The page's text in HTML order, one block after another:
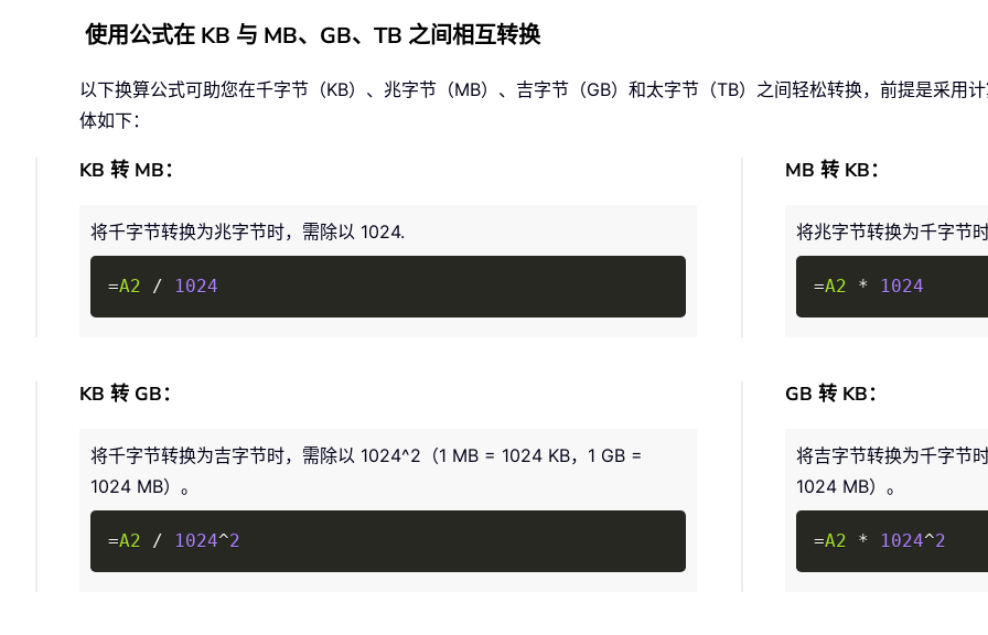
使用公式在 KB 与 MB、GB、TB 之间相互转换
以下换算公式可助您在千字节（KB）、兆字节（MB）、吉字节（GB）和太字节（TB）之间轻松转换，前提是采用
体如下：
KB 转 MB：
将千字节转换为兆字节时，需除以 1024.
=A2 / 1024
MB 转 KB：
将兆字节转换为千字节
=A2 * 1024
KB 转 GB：
将千字节转换为吉字节时，需除以 1024^2（1 MB = 1024 KB，1 GB =
1024 MB）。
=A2 / 1024^2
GB 转 KB：
将吉字节转换为千字节
1024 MB）。
=A2 * 1024^2